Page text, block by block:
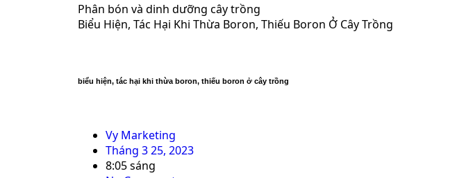
Phân bón và dinh dưỡng cây trồng
Biểu Hiện, Tác Hại Khi Thừa Boron, Thiếu Boron Ở Cây Trồng
biểu hiện, tác hại khi thừa boron, thiếu boron ở cây trồng
Vy Marketing
Tháng 3 25, 2023
8:05 sáng